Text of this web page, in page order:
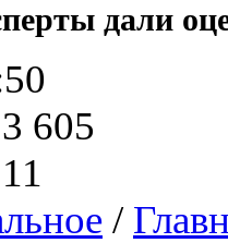
дали
605
/